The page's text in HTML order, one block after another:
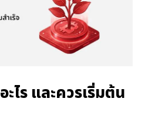
ไร และควรเริ่มต้น